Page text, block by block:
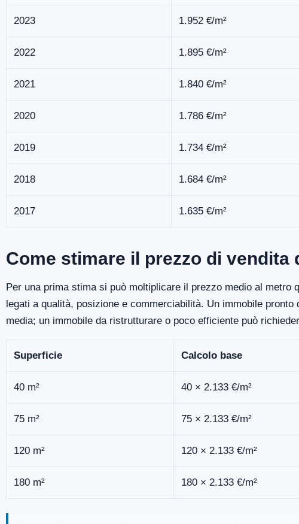
2023 1.952 €/m²
2022 1.895 €/m²
2021 1.840 €/m²
2020 1.786 €/m²
2019 1.734 €/m²
2018 1.684 €/m²
2017 1.635 €/m²
Come stimare il prezzo di vendita
Per una prima stima si può moltiplicare il prezzo medio al
legati a qualità, posizione e commerciabilità. Un immobile
media; un immobile da ristrutturare o poco efficiente può
Superficie Calcolo base
40 m² 40 × 2.133 €/m²
75 m² 75 × 2.133 €/m²
120 m² 120 × 2.133 €/m²
180 m² 180 × 2.133 €/m²